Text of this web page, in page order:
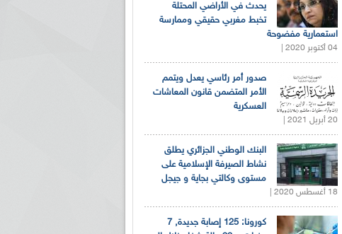
يحدث في الأراضي المحتلة
تخبط مغربي حقيقي وممارسة
استعمارية مفضوحة
04 أكتوبر 2020 |
صدور أمر رئاسي يعدل ويتمم
الأمر المتضمن قانون المعاشات
العسكرية
20 أبريل 2021 |
البنك الوطني الجزائري يطلق
نشاط الصيرفة الإسلامية على
مستوى وكالتي بجاية و جيجل
18 أغسطس 2020 |
كورونا: 125 إصابة جديدة, 7